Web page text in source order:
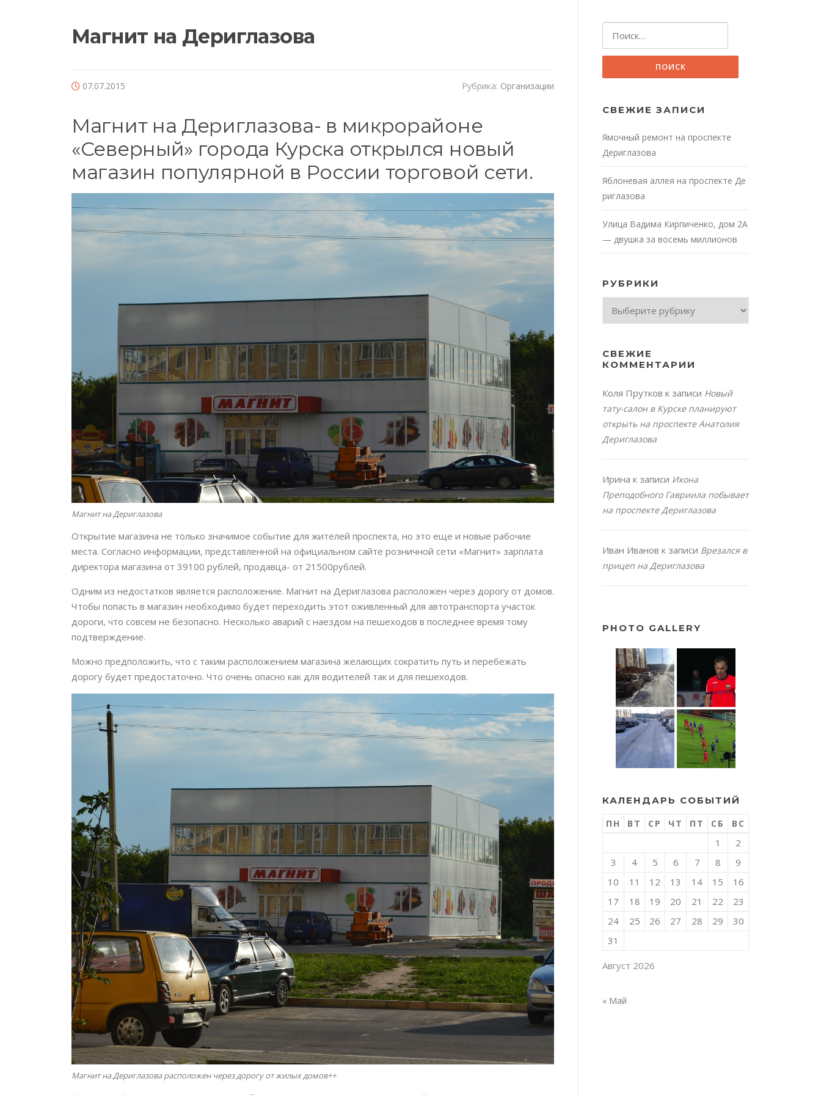
Магнит на Дериглазова
07.07.2015 Рубрика: Организации
Магнит на Дериглазова- в микрорайоне
«Северный» города Курска открылся новый
магазин популярной в России торговой сети.
Магнит на Дериглазова
Открытие магазина не только значимое событие для жителей проспекта, но это еще и новые рабочие
места. Согласно информации, представленной на официальном сайте розничной сети «Магнит» зарплата
директора магазина от 39100 рублей, продавца- от 21500рублей.
Одним из недостатков является расположение. Магнит на Дериглазова расположен через дорогу от домов.
Чтобы попасть в магазин необходимо будет переходить этот оживленный для автотранспорта участок
дороги, что совсем не безопасно. Несколько аварий с наездом на пешеходов в последнее время тому
подтверждение.
Можно предположить, что с таким расположением магазина желающих сократить путь и перебежать
дорогу будет предостаточно. Что очень опасно как для водителей так и для пешеходов.
Магнит на Дериглазова расположен через дорогу от жилых домов++
СВЕЖИЕ ЗАПИСИ
Ямочный ремонт на проспекте
Дериглазова
Яблоневая аллея на проспекте Де
риглазова
Улица Вадима Кирпиченко, дом 2А
— двушка за восемь миллионов
РУБРИКИ
СВЕЖИЕ
КОММЕНТАРИИ
Коля Прутков к записи Новый
тату-салон в Курске планируют
открыть на проспекте Анатолия
Дериглазова
Ирина к записи Икона
Преподобного Гавриила побывает
на проспекте Дериглазова
Иван Иванов к записи Врезался в
прицеп на Дериглазова
PHOTO GALLERY
КАЛЕНДАРЬ СОБЫТИЙ
Август 2026
ПН ВТ СР ЧТ ПТ СБ ВС
1
2
3
4 5 6 7 8
9
10
11 12 13 14 15
16
17
18 19 20 21 22
23
24
25 26 27 28 29
30
31
« Май